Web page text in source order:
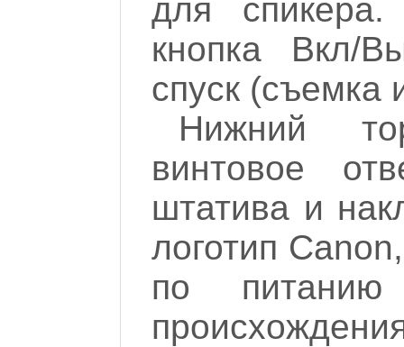
для спикера.
кнопка Вкл/
спуск (съемка
Нижний
винтовое
штатива и
логотип
по